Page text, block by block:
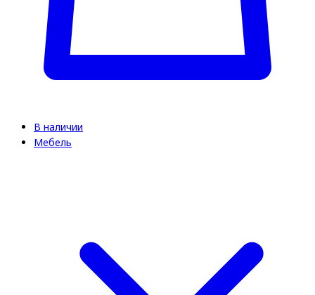
В наличии
Мебель